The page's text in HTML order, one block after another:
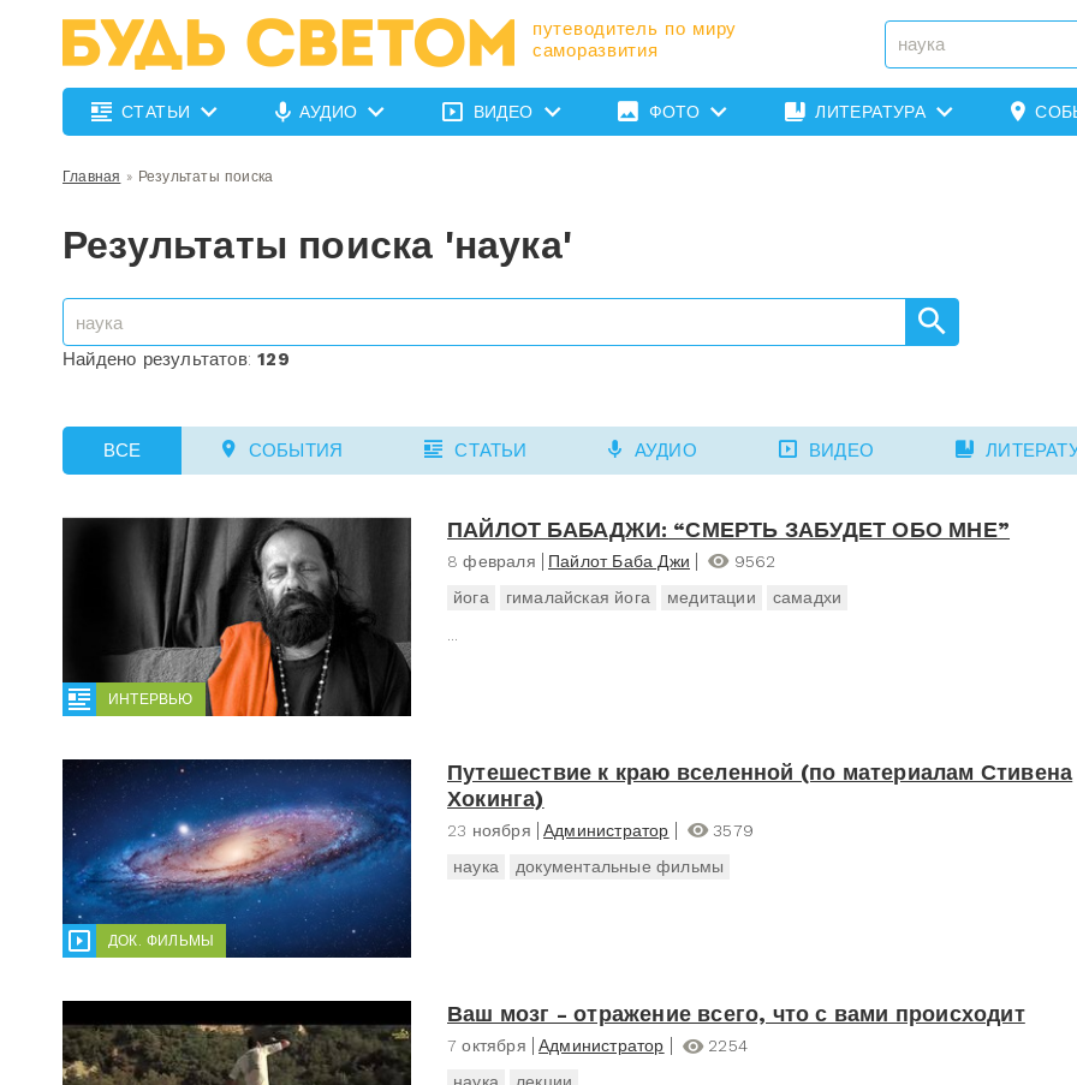
путеводитель по миру
саморазвития
СТАТЬИ АУДИО ВИДЕО ФОТО ЛИТЕРАТУРА
Главная » Результаты поиска
Результаты поиска 'наука'
Найдено результатов:129
ВСЕ СОБЫТИЯ СТАТЬИ АУДИО ВИДЕО
ИНТЕРВЬЮ
ПАЙЛОТ БАБАДЖИ: “СМЕРТЬ ЗАБУДЕТ ОБО МНЕ”
8 февраля Пайлот Баба Джи
9562
йога
гималайская йога медитации самадхи
...
ДОК. ФИЛЬМЫ
Путешествие к краю вселенной (по материалам Стивена
Хокинга)
23 ноября Администратор
3579
наука
документальные фильмы
Ваш мозг - отражение всего, что с вами происходит
7 октября Администратор
2254